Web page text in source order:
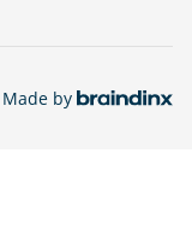
Made by